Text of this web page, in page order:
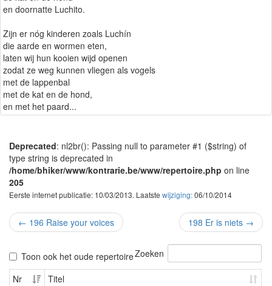
en doornatte Luchito.
Zijn er nóg kinderen zoals Luchín
die aarde en wormen eten,
laten wij hun kooien wijd openen
zodat ze weg kunnen vliegen als vogels
met de lappenbal
met de kat en de hond,
en met het paard...
Deprecated: nl2br(): Passing null to parameter #1 ($string) of
type string is deprecated in
/home/bhiker/www/kontrarie.be/www/repertoire.php on line
205
Eerste internet publicatie: 10/03/2013. Laatste wijziging:06/10/2014
← 196 Raise your voices 198 Er is niets →
Toon ook het oude repertoireZoeken
Nr
Titel